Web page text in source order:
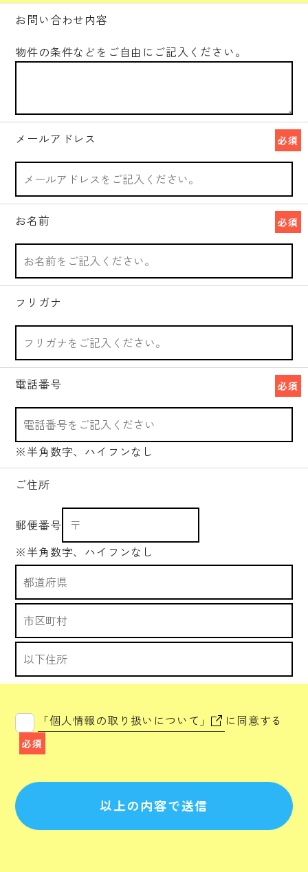
お問い合わせ内容
物件の条件などをご自由にご記入ください。
メールアドレス 必須
お名前 必須
フリガナ
電話番号 必須
※半角数字、ハイフンなし
ご住所
郵便番号
※半角数字、ハイフンなし
「個人情報の取り扱いについて」 に同意する
必須
以上の内容で送信